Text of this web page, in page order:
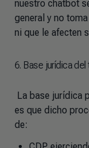
nuestro chatbot
general y no
ni que le afecten
6. Base jurídica
La base jurídica
es que dicho
de: